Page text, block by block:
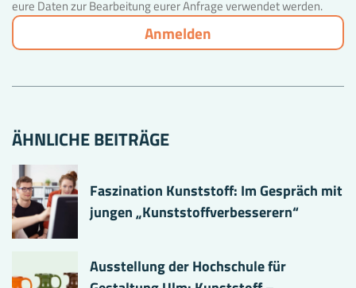
eure Daten zur Bearbeitung eurer Anfrage verwendet werden.
ÄHNLICHE BEITRÄGE
Faszination Kunststoff: Im Gespräch mit
jungen „Kunststoffverbesserern“
Ausstellung der Hochschule für